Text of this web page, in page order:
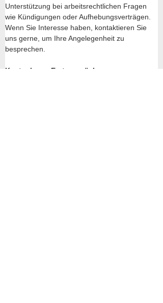
Unterstützung bei arbeitsrechtlichen Fragen
wie Kündigungen oder Aufhebungsverträgen.
Wenn Sie Interesse haben, kontaktieren Sie
uns gerne, um Ihre Angelegenheit zu
besprechen.
Kostenloses Erstgespräch